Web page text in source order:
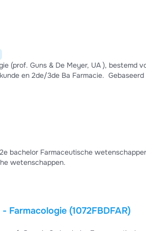
(prof. Guns & De Meyer, UA ), bestemd
Ba Farmacie. ️ Gebaseerd op slides,
bachelor Farmaceutische
wetenschappen.
Samenvatting partim I - Hoofdstuk 10 Hemostase - Farmacologie (1072FBDFAR)